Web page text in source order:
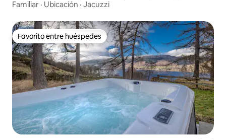
Familiar · Ubicación · Jacuzzi
Favorito entre huéspedes
Favorito entre huéspedes